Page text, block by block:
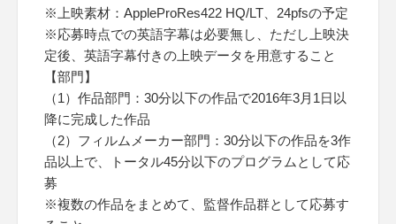
※上映素材：AppleProRes422 HQ/LT、24pfsの予定
※応募時点での英語字幕は必要無し、ただし上映決
定後、英語字幕付きの上映データを用意すること
【部門】
（1）作品部門：30分以下の作品で2016年3月1日以
降に完成した作品
（2）フィルムメーカー部門：30分以下の作品を3作
品以上で、トータル45分以下のプログラムとして応
募
※複数の作品をまとめて、監督作品群として応募す